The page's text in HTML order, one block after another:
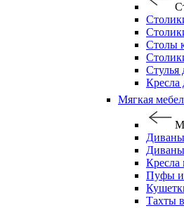
Столы
Стулья
Кресла
Мягкая
Диваны
Кресла
Пуфы и
Тахты